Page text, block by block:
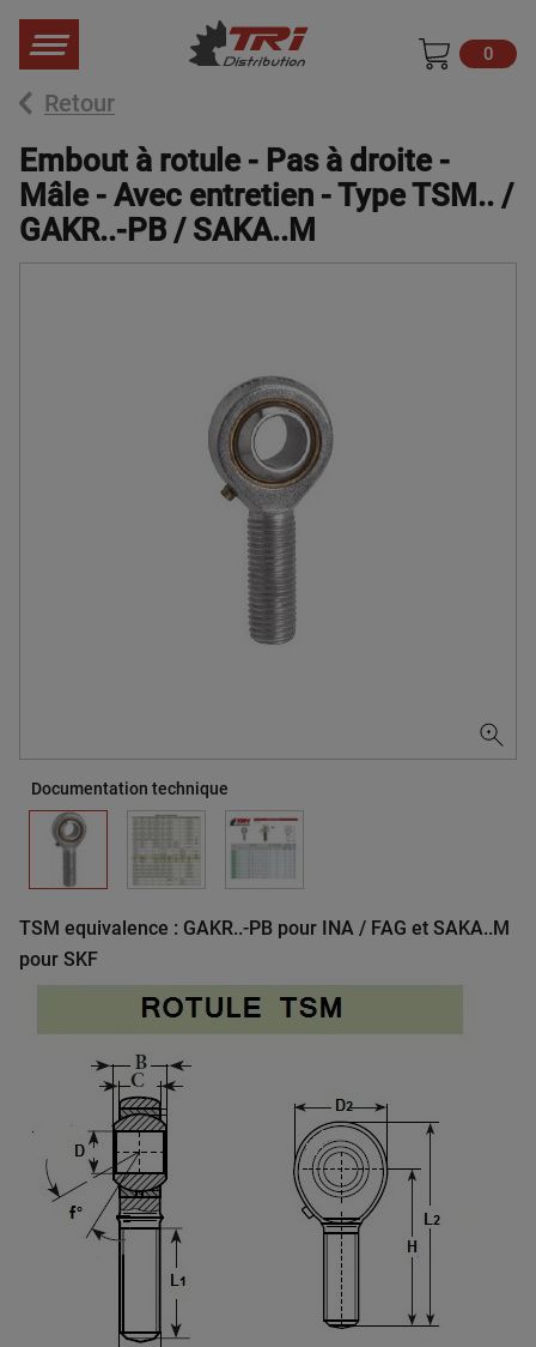
0
Retour
Embout à rotule - Pas à droite -
Mâle - Avec entretien - Type TSM.. /
GAKR..-PB / SAKA..M
Documentation technique
TSM equivalence : GAKR..-PB pour INA / FAG et SAKA..M
pour SKF